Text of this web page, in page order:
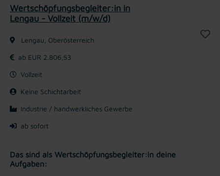
Wertschöpfungsbegleiter:in in
Lengau - Vollzeit (m/w/d)
Lengau, Oberösterreich
ab EUR 2.806,53
Vollzeit
Keine Schichtarbeit
Industrie / handwerkliches Gewerbe
ab sofort
Das sind als Wertschöpfungsbegleiter:in deine
Aufgaben: